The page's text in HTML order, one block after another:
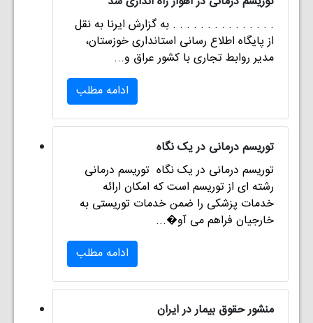
. . . . . . . . . . . . . . . به گزارش ایرنا به نقل
از پایگاه اطلاع رسانی استانداری خوزستان،
مدیر روابط تجاری با کشور عراق و...
ادامه مطلب
توریسم درمانی در یک نگاه
توریسم درمانی در یک نگاه توریسم درمانی
رشته ای از توریسم است که امکان ارائه
خدمات پزشکی را ضمن خدمات توریستی به
خارجیان فراهم می آو�...
ادامه مطلب
منشور حقوق بيمار در ايران